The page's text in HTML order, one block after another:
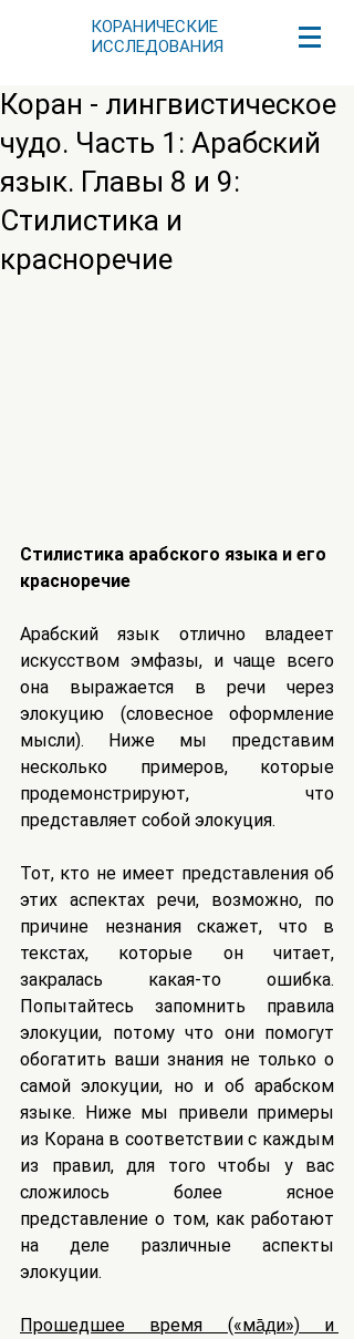
КОРАНИЧЕСКИЕ
ИССЛЕДОВАНИЯ
Коран - лингвистическое
чудо. Часть 1: Арабский
язык. Главы 8 и 9:
Стилистика и
красноречие
Стилистика арабского языка и его
красноречие
Арабский язык отлично владеет
искусством эмфазы, и чаще всего
она выражается в речи через
элокуцию (словесное оформление
мысли). Ниже мы представим
несколько примеров, которые
продемонстрируют, что
представляет собой элокуция.
Тот, кто не имеет представления об
этих аспектах речи, возможно, по
причине незнания скажет, что в
текстах, которые он читает,
закралась какая-то ошибка.
Попытайтесь запомнить правила
элокуции, потому что они помогут
обогатить ваши знания не только о
самой элокуции, но и об арабском
языке. Ниже мы привели примеры
из Корана в соответствии с каждым
из правил, для того чтобы у вас
сложилось более ясное
представление о том, как работают
на деле различные аспекты
элокуции.
Прошедшее время («ма̄д̣и») и